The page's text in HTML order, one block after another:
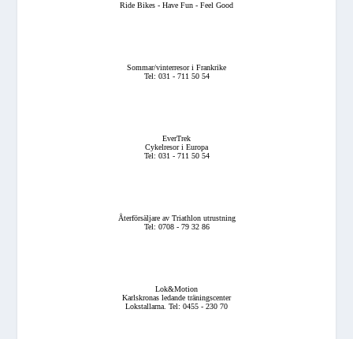
Ride Bikes - Have Fun - Feel Good
Sommar/vinterresor i Frankrike
Tel: 031 - 711 50 54
EverTrek
Cykelresor i Europa
Tel: 031 - 711 50 54
Återförsäljare av Triathlon utrustning
Tel: 0708 - 79 32 86
Lok&Motion
Karlskronas ledande träningscenter
Lokstallarna. Tel: 0455 - 230 70